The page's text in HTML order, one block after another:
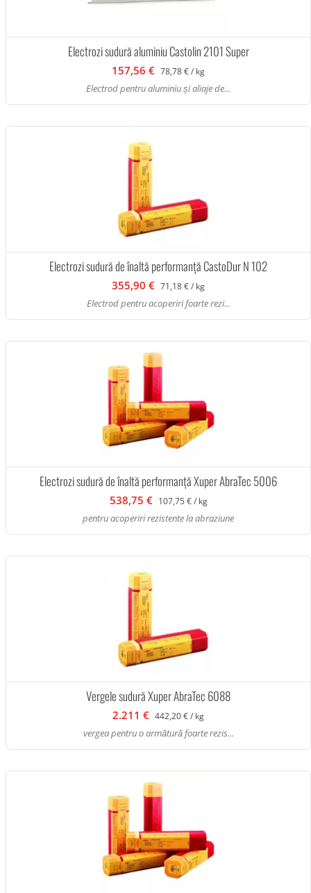
Electrozi sudură aluminiu Castolin 2101 Super
157,56 € 78,78 € / kg
Electrod pentru aluminiu și aliaje de...
Electrozi sudură de înaltă performanță CastoDur N 102
355,90 € 71,18 € / kg
Electrod pentru acoperiri foarte rezi...
Electrozi sudură de înaltă performanță Xuper AbraTec 5006
538,75 € 107,75 € / kg
pentru acoperiri rezistente la abraziune
Vergele sudură Xuper AbraTec 6088
2.211 € 442,20 € / kg
vergea pentru o armătură foarte rezis...